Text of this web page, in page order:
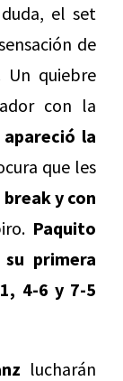
el set
de
Un quiebre
con la
apareció la
que les
y con
Paquito
primera
4-6 y 7-5
lucharán